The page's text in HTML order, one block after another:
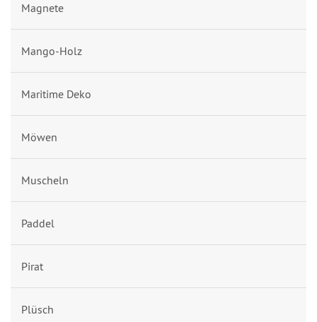
Magnete
Mango-Holz
Maritime Deko
Möwen
Muscheln
Paddel
Pirat
Plüsch